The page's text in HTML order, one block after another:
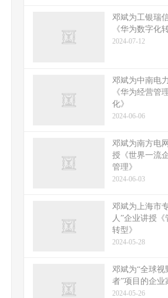
邓斌为工银瑞
《华为数字化
2024-07-12
邓斌为中南电
《华为经营管
化》
2024-06-06
邓斌为南方电
授《世界一流
管理》
2024-06-03
邓斌为上海市
人”企业讲授
转型》
2024-05-28
邓斌为“全球视
者”项目的企业
2024-05-26